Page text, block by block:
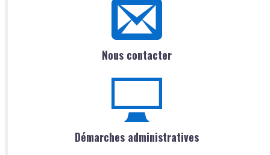
Nous contacter
Démarches administratives